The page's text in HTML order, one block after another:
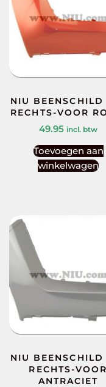
NIU BEENSCHILD
RECHTS-VOOR
49.95 incl. btw
Toevoegen aan
winkelwagen
NIU BEENSCHILD
RECHTS-VOOR
ANTRACIET